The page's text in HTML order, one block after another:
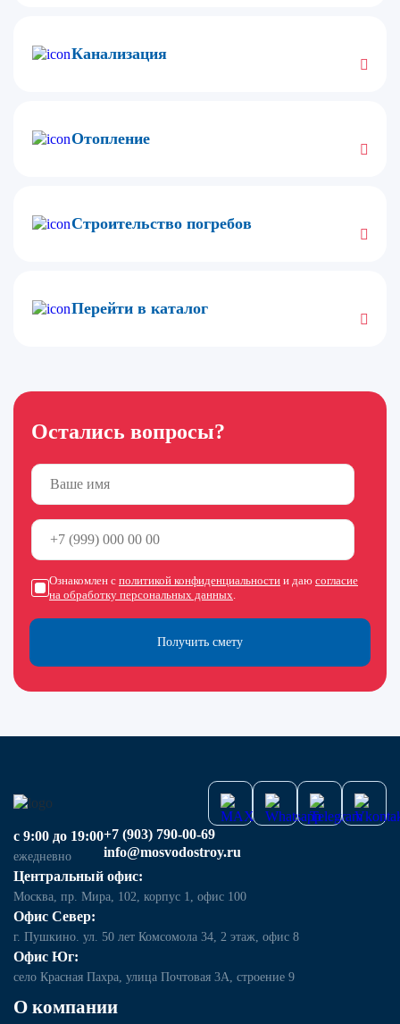
Канализация
Отопление
Строительство погребов
Перейти в каталог
Остались вопросы?
Получить смету
Ознакомлен с политикой конфиденциальности и даю согласие
на обработку персональных данных.
О компании
с 9:00 до 19:00
ежедневно
+7 (903) 790-00-69
info@mosvodostroy.ru
Центральный офис:
Москва, пр. Мира, 102, корпус 1, офис 100
Офис Север:
г. Пушкино. ул. 50 лет Комсомола 34, 2 этаж, офис 8
Офис Юг:
село Красная Пахра, улица Почтовая 3А, строение 9